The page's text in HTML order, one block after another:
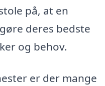
på, at en
deres bedste
og behov.
er der mange